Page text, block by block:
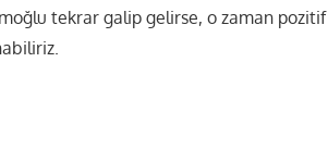
tekrar galip gelirse, o zaman pozitif